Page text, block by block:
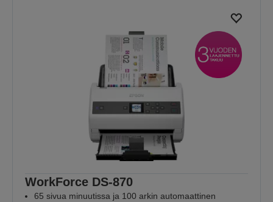
WorkForce DS-870
65 sivua minuutissa ja 100 arkin automaattinen